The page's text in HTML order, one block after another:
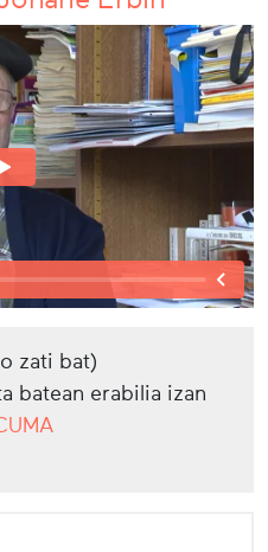
zati bat)
batean erabilia izan